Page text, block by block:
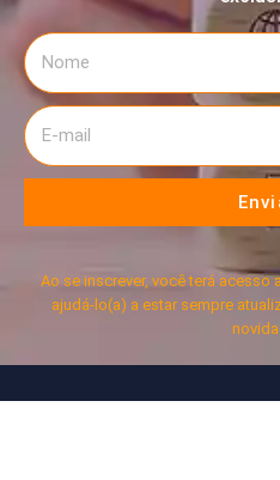
Ao se inscrever, você terá
ajudá-lo(a) a estar sempre